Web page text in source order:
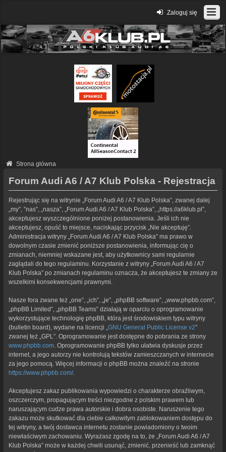
Zaloguj się
Strona główna
Forum Audi A6 / A7 Klub Polska - Rejestracja
Rejestrując się na witrynie „Forum Audi A6 / A7 Klub Polska”, zwanej dalej
„my”, ”nas”, „nasza”, „Forum Audi A6 / A7 Klub Polska”, „https://a6klub.pl”,
akceptujesz wyszczególnione poniżej postanowienia. Jeśli ich nie
akceptujesz, opuść to miejsce, naciskając przycisk „Nie akceptuję”.
Administracja witryny „Forum Audi A6 / A7 Klub Polska” ma prawo w
dowolnym czasie zmienić poniższe postanowienia, informując cię o
zmianach, niemniej wskazane jest, aby użytkownicy sami regularnie
zaglądali do tego regulaminu. Korzystanie z witryny „Forum Audi A6 / A7
Klub Polska” po zmianach regulaminu oznacza, że akceptujesz te zmiany ze
wszelkimi konsekwencjami prawnymi.
Nasze fora zwane też „one”, „ich”, „je”, „phpBB software”, „www.phpbb.com”,
„phpBB Limited”, „phpBB Teams” działają w oparciu o oprogramowanie
wykorzystujące technologię phpBB, która jest środowiskiem typu witryny
(bulletin board), wydane na licencji „ GNU General Public License v2”
zwanej też „GPL”. Oprogramowanie jest dostępne do pobrania ze strony
www.phpbb.com . Oprogramowanie phpBB tylko ułatwia dyskusje przez
internet, a jego autorzy nie kontrolują tekstów zamieszczanych w internecie
za jego pomocą. Więcej informacji o phpBB można znaleźć na stronie
https://www.phpbb.com/.
Akceptujesz zakaz publikowania wypowiedzi o charakterze obraźliwym,
oszczerczym, propagującym treści niezgodne z polskim prawem lub
naruszającym cudze prawa autorskie i dobra osobiste. Naruszenie tego
zakazu może skutkować dla ciebie całkowitym zablokowaniem dostępu do
tej witryny, a twój dostawca internetu zostanie powiadomiony o twoim
niewłaściwym zachowaniu. Wyrażasz zgodę na to, że „Forum Audi A6 / A7
Klub Polska” może w każdej chwili usunąć, zmienić, przenieść lub zamknąć